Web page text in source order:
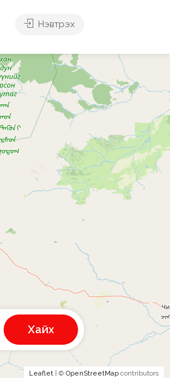
Нэвтрэх
Leaflet | © OpenStreetMap contributors
Хайх